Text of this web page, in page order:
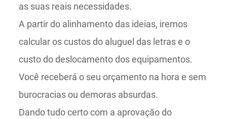
as suas reais necessidades.
A partir do alinhamento das ideias, iremos
calcular os custos do aluguel das letras e o
custo do deslocamento dos equipamentos.
Você receberá o seu orçamento na hora e sem
burocracias ou demoras absurdas.
Dando tudo certo com a aprovação do